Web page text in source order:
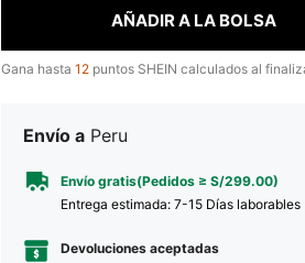
AÑADIR A LA BOLSA
Gana hasta 12 puntos SHEIN calculados al
Envío a Peru
Envío gratis(Pedidos ≥ S/299.00)
Entrega estimada: 7-15 Días laborables
Devoluciones aceptadas